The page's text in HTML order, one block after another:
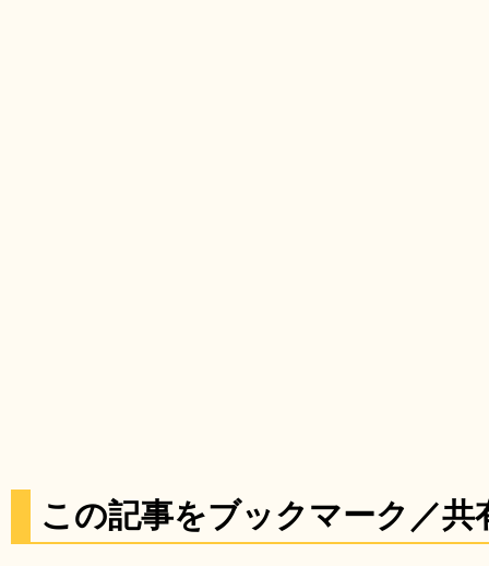
この記事をブックマーク／共